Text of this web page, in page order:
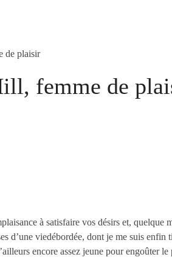
de plaisir
femme de
à satisfaire vos désirs et, quelque
d’une viedébordée, dont je me suis
encore assez jeune pour engoûter